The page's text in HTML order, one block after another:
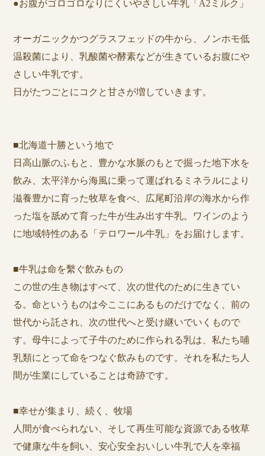
●お腹がゴロゴロなりにくいやさしい牛乳「A2ミルク」
オーガニックかつグラスフェッドの牛から、ノンホモ低
温殺菌により、乳酸菌や酵素などが生きているお腹にや
さしい牛乳です。
日がたつごとにコクと甘さが増していきます。
■北海道十勝という地で
日高山脈のふもと、豊かな水脈のもとで掘った地下水を
飲み、太平洋から海風に乗って運ばれるミネラルにより
滋養豊かに育った牧草を食べ、広尾町沿岸の海水から作
った塩を舐めて育った牛が生み出す牛乳。ワインのよう
に地域特性のある「テロワール牛乳」をお届けします。
■牛乳は命を繫ぐ飲みもの
この世の生き物はすべて、次の世代のために生きてい
る。命というものは今ここにあるものだけでなく、前の
世代から託され、次の世代へと受け継いでいくもので
す。母牛によって子牛のために作られる乳は、私たち哺
乳類にとって命をつなぐ飲みものです。それを私たち人
間が生業にしていることは奇跡です。
■幸せが集まり、続く、牧場
人間が食べられない、そして再生可能な資源である牧草
で健康な牛を飼い、安心安全おいしい牛乳で人を幸福